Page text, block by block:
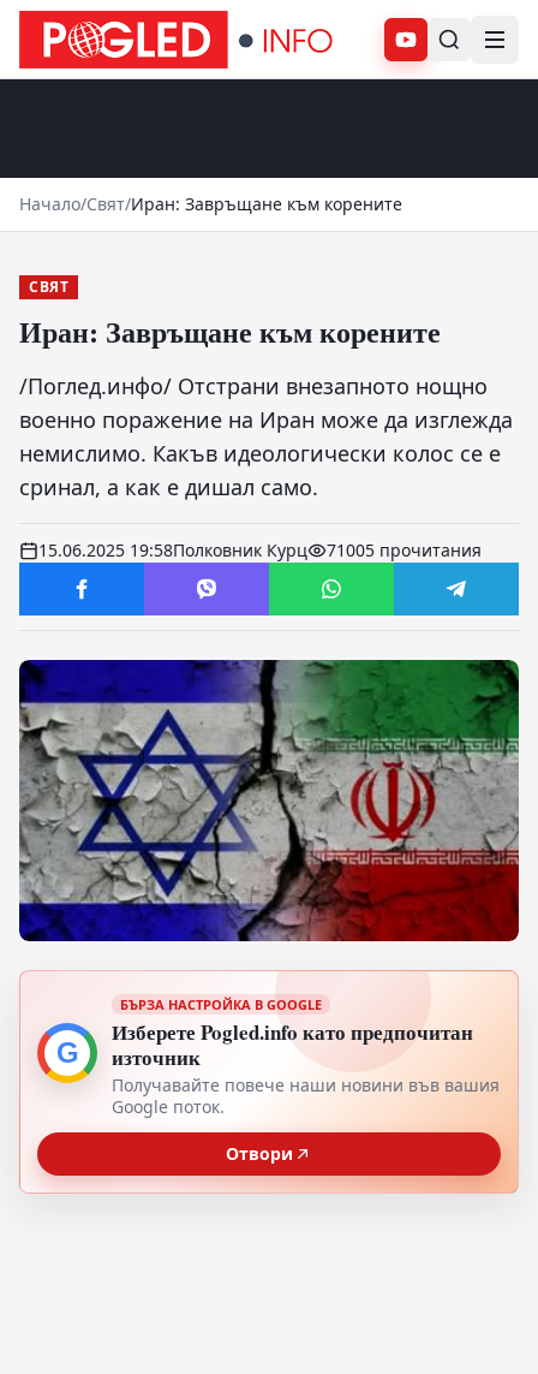
Абонирай се
Начало/Свят/Иран: Завръщане към корените
СВЯТ
Иран: Завръщане към корените
/Поглед.инфо/ Отстрани внезапното нощно
военно поражение на Иран може да изглежда
немислимо. Какъв идеологически колос се е
сринал, а как е дишал само.
15.06.2025 19:58Полковник Курц 71005 прочитания
G
БЪРЗА НАСТРОЙКА В GOOGLE
Изберете Pogled.info като предпочитан
източник
Получавайте повече наши новини във вашия
Google поток.
Отвори